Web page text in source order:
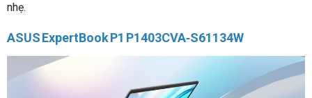
nhẹ.
ASUS ExpertBook P1 P1403CVA‑S61134W